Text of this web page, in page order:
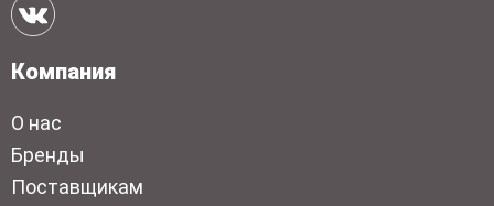
Компания
О нас
Бренды
Поставщикам